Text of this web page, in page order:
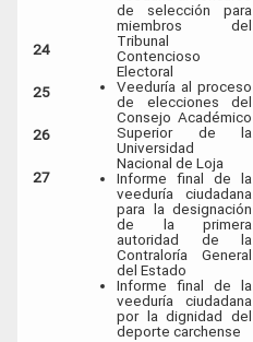
24
25
26
27
de selección para
miembros del
Tribunal
Contencioso
Electoral
Veeduría al proceso
de elecciones del
Consejo Académico
Superior de la
Universidad
Nacional de Loja
Informe final de la
veeduría ciudadana
para la designación
de la primera
autoridad de la
Contraloría General
del Estado
Informe final de la
veeduría ciudadana
por la dignidad del
deporte carchense